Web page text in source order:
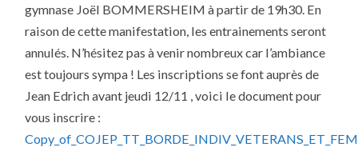
MAIZIÈRES
VENDREDI
13
NOVEMBRE
2015
gymnase Joël BOMMERSHEIM à partir de 19h30. En
raison de cette manifestation, les entrainements seront
annulés. N’hésitez pas à venir nombreux car l’ambiance
est toujours sympa ! Les inscriptions se font auprès de
Jean Edrich avant jeudi 12/11 , voici le document pour
vous inscrire :